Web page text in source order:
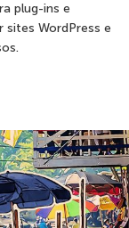
plug-ins e
WordPress e